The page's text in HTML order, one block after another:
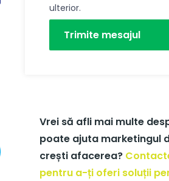
ulterior.
Trimite mesajul
Vrei să afli mai multe
poate ajuta marketingul
crești afacerea?
pentru a-ți oferi soluții